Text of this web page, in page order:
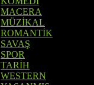
MACERA
MÜZİKAL
ROMANTİK
SAVAŞ
SPOR
TARİH
WESTERN